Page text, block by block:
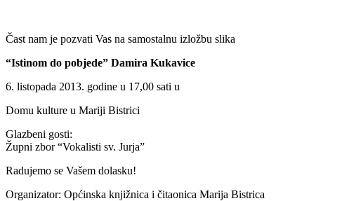
Čast nam je pozvati Vas na samostalnu izložbu slika
“Istinom do pobjede” Damira Kukavice
6. listopada 2013. godine u 17,00 sati u
Domu kulture u Mariji Bistrici
Glazbeni gosti:
Župni zbor “Vokalisti sv. Jurja”
Radujemo se Vašem dolasku!
Organizator: Općinska knjižnica i čitaonica Marija Bistrica